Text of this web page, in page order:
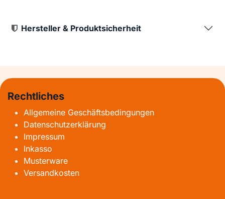
Hersteller & Produktsicherheit
Rechtliches
Allgemeine Geschäftsbedingungen
Datenschutzerklärung
Impressum
Inkasso
Musterware
Versandkosten